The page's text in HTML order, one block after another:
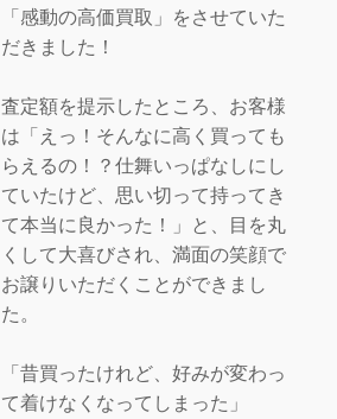
「感動の高価買取」をさせていた
だきました！
査定額を提示したところ、お客様
は「えっ！そんなに高く買っても
らえるの！？仕舞いっぱなしにし
ていたけど、思い切って持ってき
て本当に良かった！」と、目を丸
くして大喜びされ、満面の笑顔で
お譲りいただくことができまし
た。
「昔買ったけれど、好みが変わっ
て着けなくなってしまった」